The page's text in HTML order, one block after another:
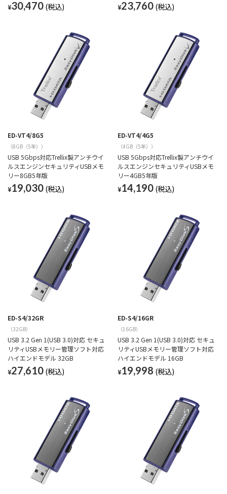
¥30,470 ¥23,760
ED-VT4/8G5
（8GB（5年））
USB 5Gbps対応Trellix製アンチウイ
ルスエンジンセキュリティUSBメモ
リー8GB5年版
¥19,030
ED-VT4/4G5
（4GB（5年））
USB 5Gbps対応Trellix製アンチウイ
ルスエンジンセキュリティUSBメモ
リー4GB5年版
¥14,190
ED-S4/32GR
（32GB）
USB 3.2 Gen 1(USB 3.0)対応 セキュ
リティUSBメモリー管理ソフト対応
ハイエンドモデル 32GB
¥27,610
ED-S4/16GR
（16GB）
USB 3.2 Gen 1(USB 3.0)対応 セキュ
リティUSBメモリー管理ソフト対応
ハイエンドモデル 16GB
¥19,998